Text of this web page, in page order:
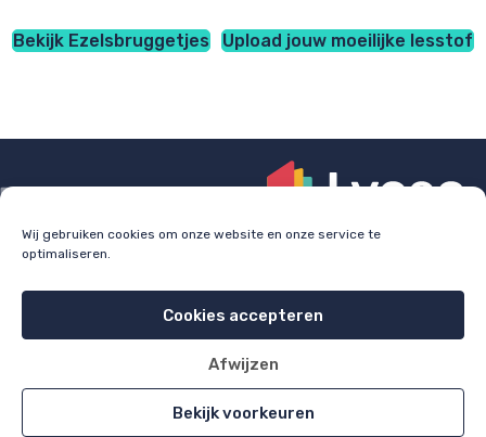
Wij gebruiken cookies om onze website en onze service te
optimaliseren.
Cookies accepteren
Afwijzen
Bekijk voorkeuren
Bekijk Ezelsbruggetjes Upload jouw moeilijke lesstof
examentraining.
All rights reserved 2026